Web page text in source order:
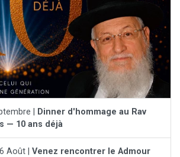
|
Dinner d'hommage au Rav
— 10 ans déjà
Août | Venez rencontrer le Admour